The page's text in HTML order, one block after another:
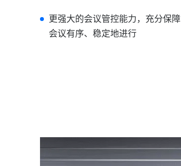
更强大的会议管控能力，充分保障
会议有序、稳定地进行